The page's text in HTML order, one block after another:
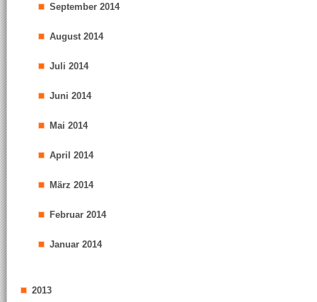
September 2014
August 2014
Juli 2014
Juni 2014
Mai 2014
April 2014
März 2014
Februar 2014
Januar 2014
2013